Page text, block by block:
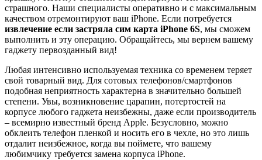
страшного. Наши специалисты оперативно и с максимальным
качеством отремонтируют ваш iPhone. Если потребуется
извлечение если застряла сим карта iPhone 6S, мы сможем
выполнить и эту операцию. Обращайтесь, мы вернем вашему
гаджету первозданный вид!
Любая интенсивно используемая техника со временем теряет
свой товарный вид. Для сотовых телефонов/смартфонов
подобная неприятность характерна в значительно большей
степени. Увы, возникновение царапин, потертостей на
корпусе любого гаджета неизбежны, даже если производитель
– всемирно известный бренд Apple. Безусловно, можно
обклеить телефон пленкой и носить его в чехле, но это лишь
отдалит неизбежное, когда вы поймете, что вашему
любимчику требуется замена корпуса iPhone.